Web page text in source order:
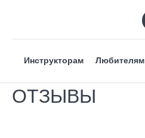
Инструкторам Любителям
ОТЗЫВЫ